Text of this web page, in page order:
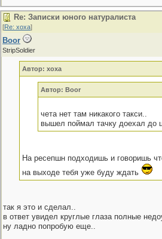
Re: Записки юного натуралиста
[Re: xoxa]
Boor
StripSoldier
Автор: xoxa
Автор: Boor
чета нет там никакого такси..
вышел поймал тачку доехал до
На ресепшн подходишь и говоришь
на выходе тебя уже буду ждать
так я это и сделал..
в ответ увидел круглые глаза полные
ну ладно попробую еще..